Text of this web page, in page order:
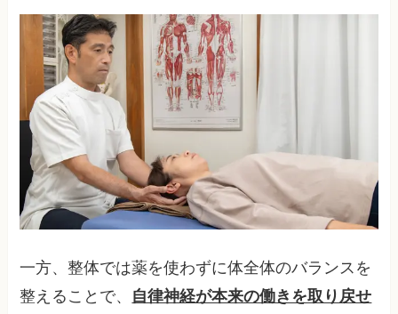
一方、整体では薬を使わずに体全体のバランスを
整えることで、 自律神経が本来の働きを取り戻せ